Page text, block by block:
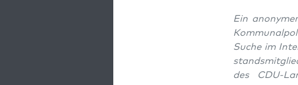
Ein
Suche im
des CDU-